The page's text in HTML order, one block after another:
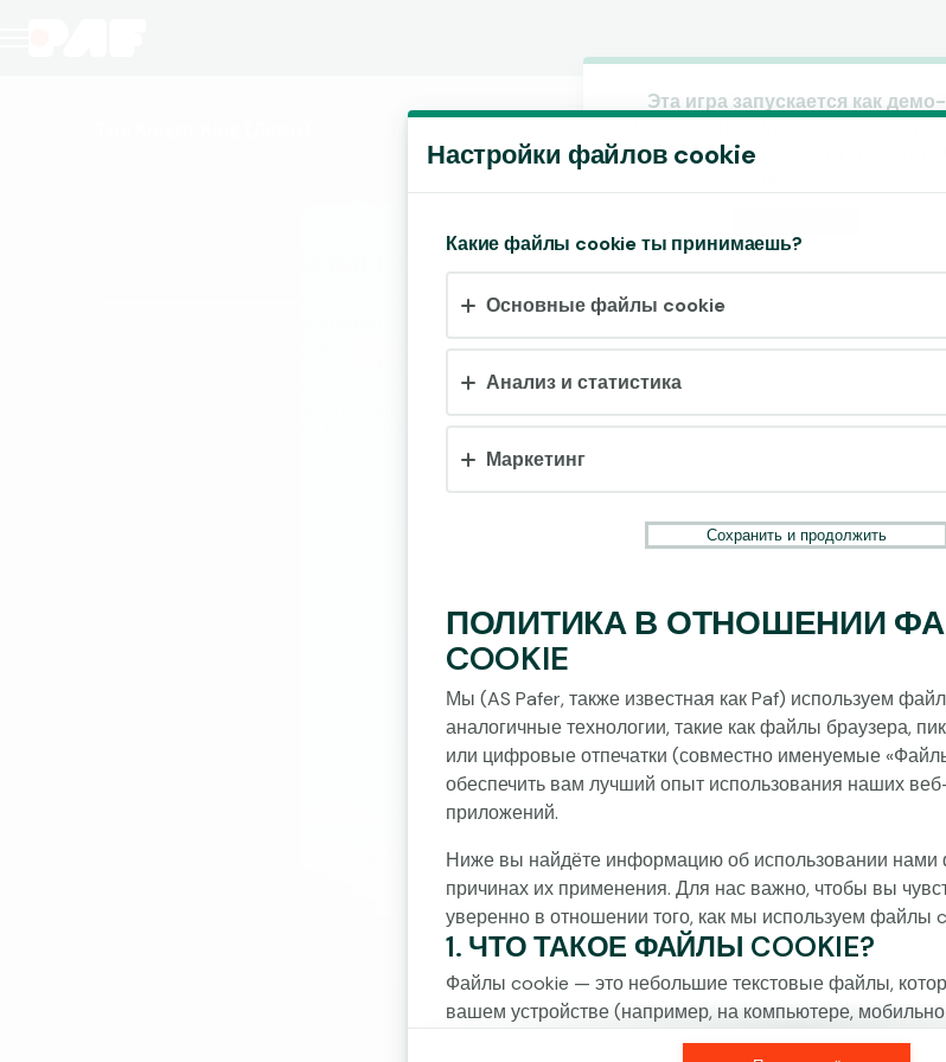
различных типа файлов cookie:
Настройки и информация
Эта игра запускается как демо-
чтобы играть в эту игру на
Играй в демо
Настройки файлов cookie
Какие файлы cookie ты принимаешь?
Основные файлы cookie
Анализ и статистика
Маркетинг
Сохранить и продолжить
ПОЛИТИКА В ОТНОШЕНИИ
COOKIE
Мы (AS Pafer, также известная как Paf) используем
аналогичные технологии, такие как файлы браузера,
или цифровые отпечатки (совместно именуемые
обеспечить вам лучший опыт использования наших
приложений.
Ниже вы найдёте информацию об использовании
причинах их применения. Для нас важно, чтобы вы
уверенно в отношении того, как мы используем файлы
1. ЧТО ТАКОЕ ФАЙЛЫ COOKIE?
Файлы cookie — это небольшие текстовые файлы,
вашем устройстве (например, на компьютере,
планшете) при посещении наших веб-сайтов.